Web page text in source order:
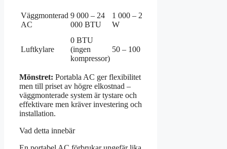
Väggmonterad
AC
9 000 – 24
000 BTU
1 000 – 2 500
W
Luftkylare
0 BTU
(ingen
kompressor)
50 – 100 W
Mönstret: Portabla AC ger flexibilitet
men till priset av högre elkostnad –
väggmonterade system är tystare och
effektivare men kräver investering och
installation.
Vad detta innebär